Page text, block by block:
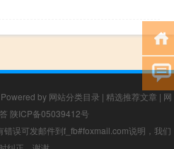
Powered by 网站分类目录 | 精选推荐文章 | 网
陕ICP备05039412号
误可发邮件到f_fb#foxmail.com说明，我们